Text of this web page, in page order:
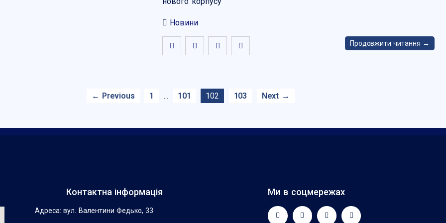
Новини
Продовжити читання →
← Previous 1 101 102 103 Next →
Контактна інформація
Адреса: вул. Валентини Федько, 33
Ми в соцмережах